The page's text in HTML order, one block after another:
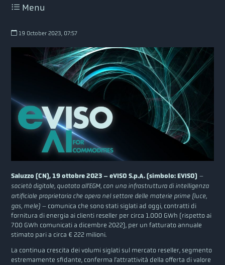
Menu
19 October 2023, 07:57
Saluzzo (CN), 19 ottobre 2023 – eVISO S.p.A. (simbolo: EVISO) –
società digitale, quotata all’EGM, con una infrastruttura di intelligenza
artificiale proprietaria che opera nel settore delle materie prime (luce,
gas, mele) – comunica che sono stati siglati ad oggi, contratti di
fornitura di energia ai clienti reseller per circa 1.000 GWh (rispetto ai
700 GWh comunicati a dicembre 2022), per un fatturato annuale
stimato pari a circa € 222 milioni.
La continua crescita dei volumi siglati sul mercato reseller, segmento
estremamente sfidante, conferma l’attrattività della offerta di valore